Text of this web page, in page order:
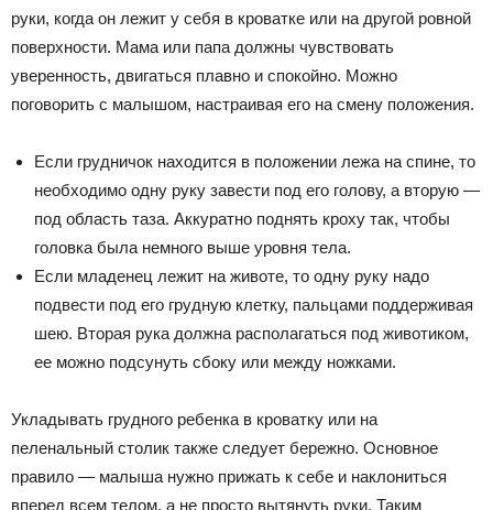
руки, когда он лежит у себя в кроватке или на другой ровной
поверхности. Мама или папа должны чувствовать
уверенность, двигаться плавно и спокойно. Можно
поговорить с малышом, настраивая его на смену положения.
Если грудничок находится в положении лежа на спине, то
необходимо одну руку завести под его голову, а вторую —
под область таза. Аккуратно поднять кроху так, чтобы
головка была немного выше уровня тела.
Если младенец лежит на животе, то одну руку надо
подвести под его грудную клетку, пальцами поддерживая
шею. Вторая рука должна располагаться под животиком,
ее можно подсунуть сбоку или между ножками.
Укладывать грудного ребенка в кроватку или на
пеленальный столик также следует бережно. Основное
правило — малыша нужно прижать к себе и наклониться
вперед всем телом, а не просто вытянуть руки. Таким